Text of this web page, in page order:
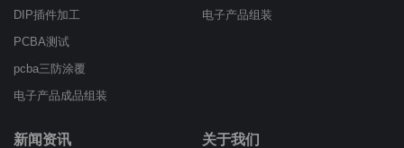
DIP插件加工
PCBA测试
pcba三防涂覆
电子产品成品组装
电子产品组装
新闻资讯 关于我们